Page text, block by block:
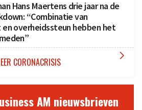
Hans Maertens drie jaar na de
“Combinatie van
overheidssteun hebben het
CORONACRISIS 
AM nieuwsbrieven